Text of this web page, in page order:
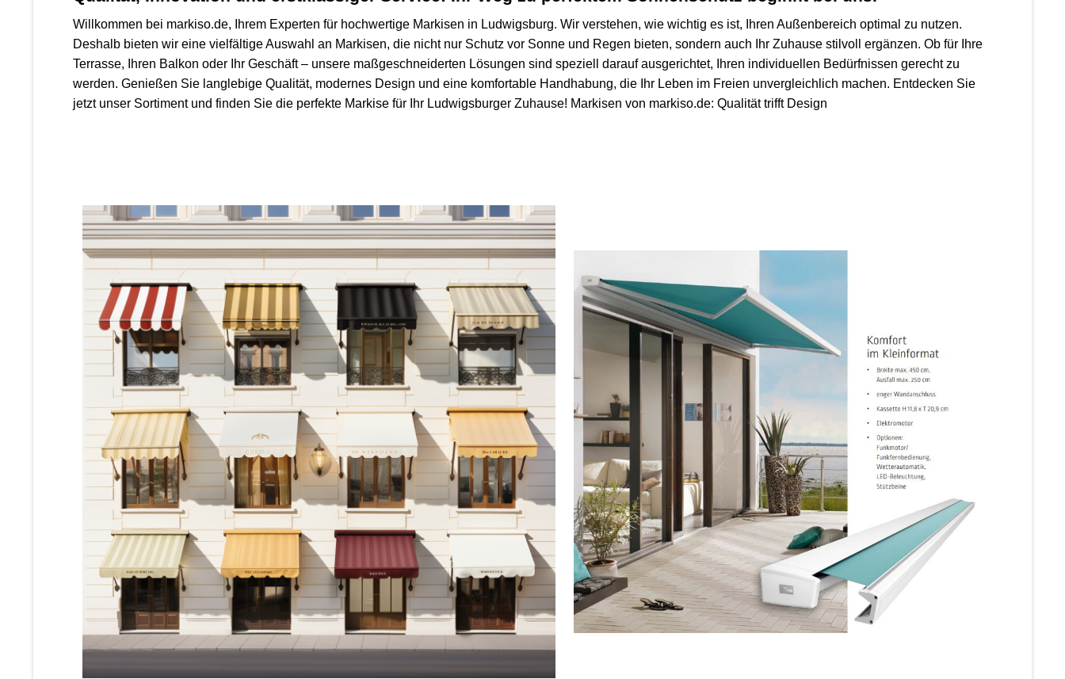
Willkommen bei markiso.de, Ihrem Experten für hochwertige Markisen in Ludwigsburg. Wir verstehen, wie wichtig es ist, Ihren Außenbereich optimal zu nutzen.
Deshalb bieten wir eine vielfältige Auswahl an Markisen, die nicht nur Schutz vor Sonne und Regen bieten, sondern auch Ihr Zuhause stilvoll ergänzen. Ob für Ihre
Terrasse, Ihren Balkon oder Ihr Geschäft – unsere maßgeschneiderten Lösungen sind speziell darauf ausgerichtet, Ihren individuellen Bedürfnissen gerecht zu
werden. Genießen Sie langlebige Qualität, modernes Design und eine komfortable Handhabung, die Ihr Leben im Freien unvergleichlich machen. Entdecken Sie
jetzt unser Sortiment und finden Sie die perfekte Markise für Ihr Ludwigsburger Zuhause! Markisen von markiso.de: Qualität trifft Design